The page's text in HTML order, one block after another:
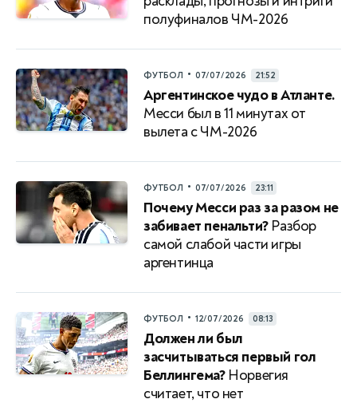
полуфиналов ЧМ-2026
ФУТБОЛ • 07/07/2026 21:52
Аргентинское чудо в Атланте.
Месси был в 11 минутах от
вылета с ЧМ-2026
ФУТБОЛ • 07/07/2026 23:11
Почему Месси раз за разом не
забивает пенальти?Разбор
самой слабой части игры
аргентинца
ФУТБОЛ • 12/07/2026 08:13
Должен ли был
засчитываться первый гол
Беллингема?Норвегия
считает, что нет